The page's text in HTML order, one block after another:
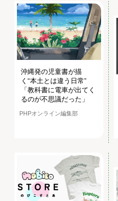
沖縄発の児童書が描
く“本土とは違う日常”
「教科書に電車が出てく
るのが不思議だった」
PHPオンライン編集部